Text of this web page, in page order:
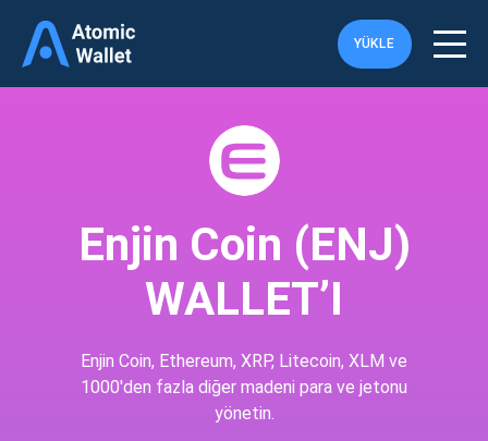
YÜKLE
Enjin Coin (ENJ)
WALLET’I
Enjin Coin, Ethereum, XRP, Litecoin, XLM ve
1000'den fazla diğer madeni para ve jetonu
yönetin.